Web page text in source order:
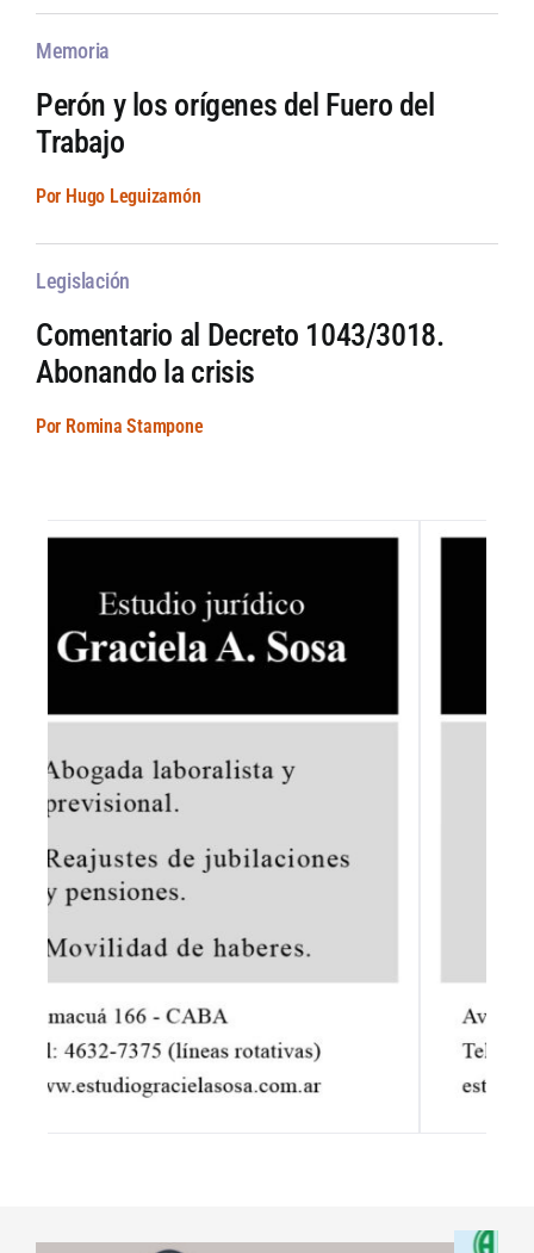
Memoria
Perón y los orígenes del Fuero del
Trabajo
Por Hugo Leguizamón
Legislación
Comentario al Decreto 1043/3018.
Abonando la crisis
Por Romina Stampone